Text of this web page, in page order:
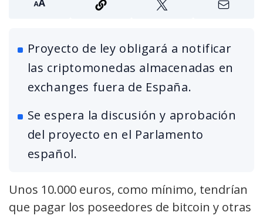
Proyecto de ley obligará a notificar
las criptomonedas almacenadas en
exchanges fuera de España.
Se espera la discusión y aprobación
del proyecto en el Parlamento
español.
Unos 10.000 euros, como mínimo, tendrían
que pagar los poseedores de bitcoin y otras